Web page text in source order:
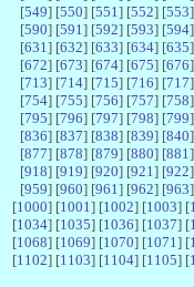
[549] [550] [551 ] [552] [553
[590] [591 ] [592] [593] [594
[631 ] [632] [633] [634] [635
[672] [673] [674] [675] [676
[713] [714] [715] [716] [717
[754] [755] [756] [757] [758
[795] [796] [797] [798] [799
[836] [837] [838] [839] [840
[877] [878] [879] [880] [881
[918] [919] [920] [921 ] [922
[959] [960] [961 ] [962] [963
[1000] [1001 ] [1002] [1003] [
[1034] [1035] [1036] [1037] [
[1068] [1069] [1070] [1071 ] [
[1102] [1103] [1104] [1105] [